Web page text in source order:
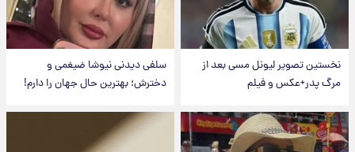
نخستین تصویر لیونل مسی بعد از
مرگ پدر+عکس و فیلم
سلفی دیدنی نیوشا ضیغمی و
دخترش؛ بهترین حال جهان را دارم!